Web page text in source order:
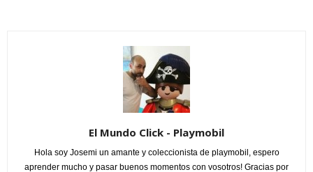
El Mundo Click - Playmobil
Hola soy Josemi un amante y coleccionista de playmobil, espero
aprender mucho y pasar buenos momentos con vosotros! Gracias por